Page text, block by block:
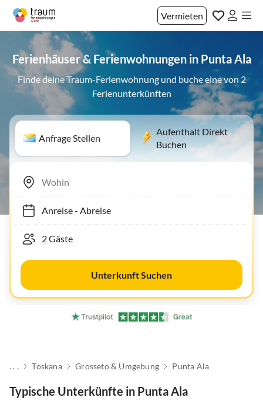
Vermieten
Ferienhäuser & Ferienwohnungen in Punta Ala
Finde deine Traum-Ferienwohnung und buche eine von 2
Ferienunterkünften
Anfrage Stellen
Aufenthalt Direkt
Buchen
Anreise- Abreise
Unterkunft Suchen
. . . Toskana Grosseto & Umgebung Punta Ala
Typische Unterkünfte in Punta Ala